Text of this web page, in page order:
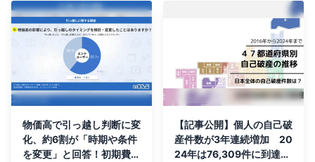
物価高で引っ越し判断に変
化、約6割が「時期や条件
を変更」と回答！初期費
【記事公開】個人の自己破
産件数が3年連続増加 20
24年は76,309件に到達！